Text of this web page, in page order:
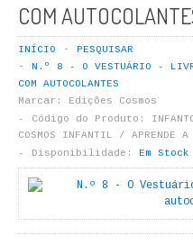
COLEÇÃO APRENDE A
LIVROS DE PINTAR
INFANTO - JUVENIL
ANTROPOLOGIA E
COM
INÍCIO
PESQUISAR
N.º 8 - O VESTUÁRIO -
COM AUTOCOLANTES
Marcar:
Edições Cosmos
Código do Produto:
COSMOS INFANTIL / APRENDE A
Disponibilidade:
Em Stock